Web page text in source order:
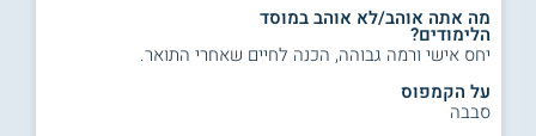
מה אתה אוהב/לא אוהב במוסד
הלימודים?
יחס אישי ורמה גבוהה, הכנה לחיים שאחרי התואר.
על הקמפוס
סבבה